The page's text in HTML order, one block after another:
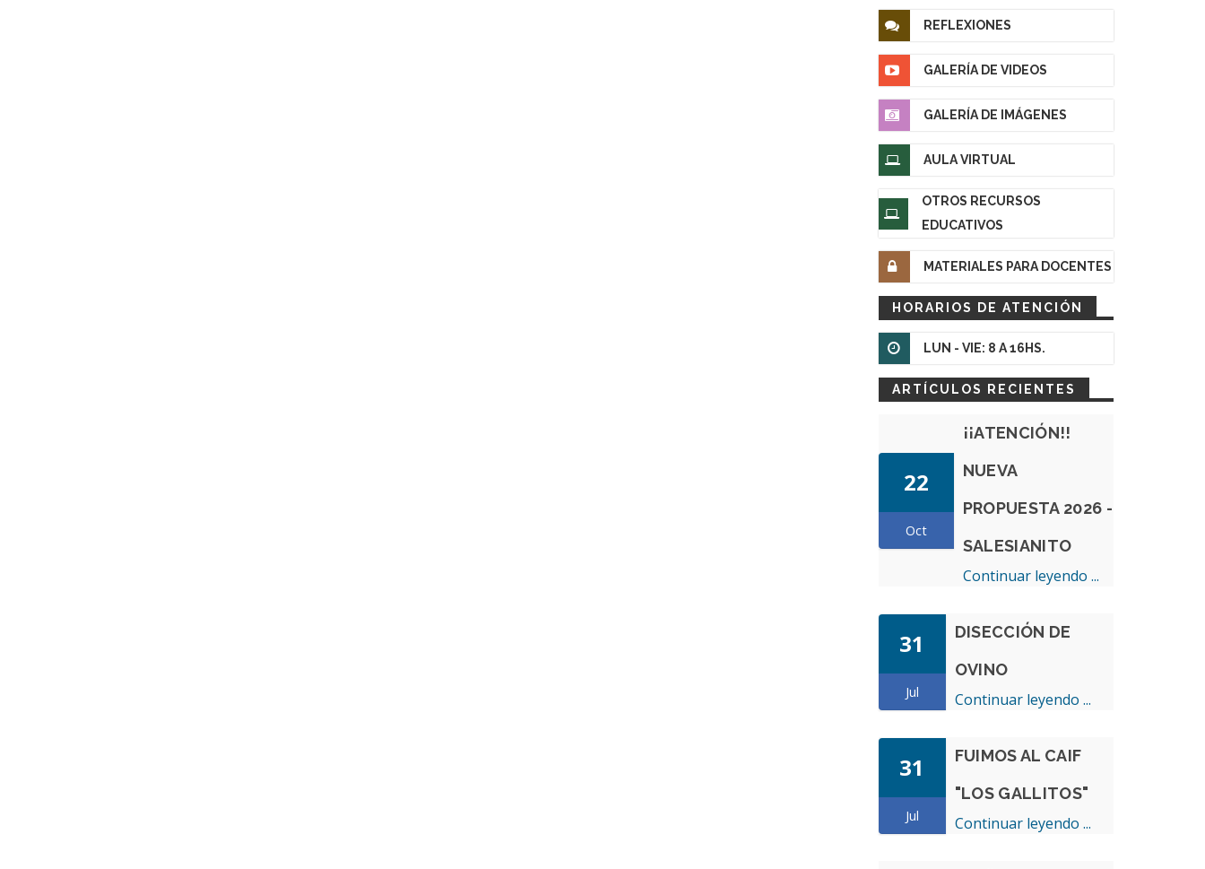
REFLEXIONES
GALERÍA DE VIDEOS
GALERÍA DE IMÁGENES
AULA VIRTUAL
OTROS RECURSOS
EDUCATIVOS
MATERIALES PARA DOCENTES
HORARIOS DE ATENCIÓN
LUN - VIE: 8 A 16HS.
ARTÍCULOS RECIENTES
22
Oct
¡¡ATENCIÓN!!
NUEVA
PROPUESTA 2026 -
SALESIANITO
Continuar leyendo ...
31
Jul
DISECCIÓN DE
OVINO
Continuar leyendo ...
31
Jul
FUIMOS AL CAIF
"LOS GALLITOS"
Continuar leyendo ...